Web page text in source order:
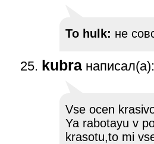
To hulk: не
kubra написал(а):
Vse ocen
Ya rabotayu v
krasotu,to mi